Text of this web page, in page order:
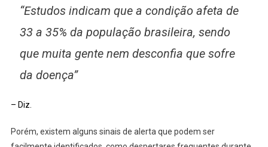
“Estudos indicam que a condição afeta de
33 a 35% da população brasileira, sendo
que muita gente nem desconfia que sofre
da doença”
– Diz.
Porém, existem alguns sinais de alerta que podem ser